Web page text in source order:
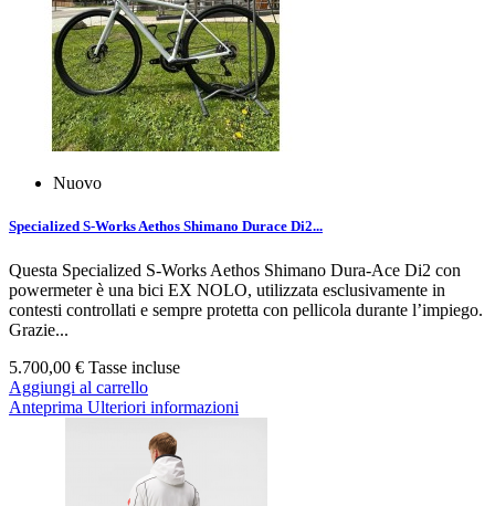
Nuovo
Specialized S-Works Aethos Shimano Durace Di2...
Questa Specialized S‑Works Aethos Shimano Dura‑Ace Di2 con
powermeter è una bici EX NOLO, utilizzata esclusivamente in
contesti controllati e sempre protetta con pellicola durante l’impiego.
Grazie...
5.700,00 € Tasse incluse
Aggiungi al carrello
Anteprima Ulteriori informazioni